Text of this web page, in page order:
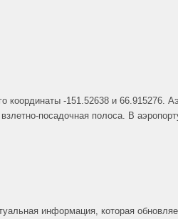
-151.52638 и 66.915276.
посадочная полоса. В
информация, которая